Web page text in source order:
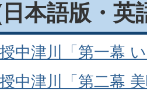
本語版・英
中津川「第一幕
中津川「第二幕